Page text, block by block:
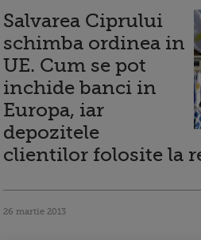
Salvarea Ciprului
schimba ordinea in
UE. Cum se pot
inchide banci in
Europa, iar
depozitele
clientilor folosite la
26 martie 2013